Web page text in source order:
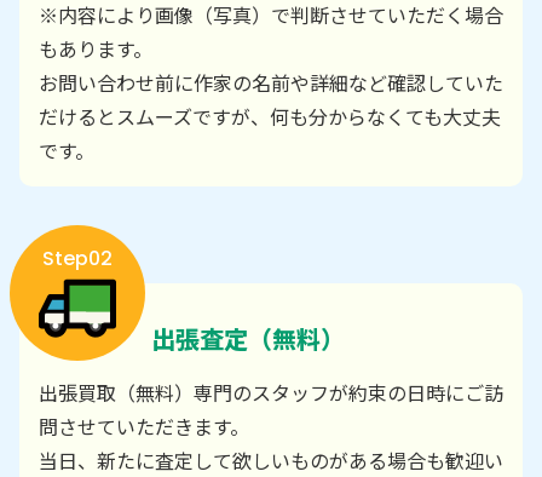
※内容により画像（写真）で判断させていただく場合
もあります。
お問い合わせ前に作家の名前や詳細など確認していた
だけるとスムーズですが、何も分からなくても大丈夫
です。
Step02
出張査定（無料）
出張買取（無料）専門のスタッフが約束の日時にご訪
問させていただきます。
当日、新たに査定して欲しいものがある場合も歓迎い